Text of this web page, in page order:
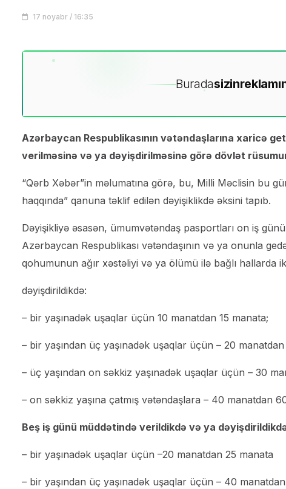
17 noyabr / 16:35
Buradasizin
Azərbaycan Respublikasının vətəndaşlarına xaricə
verilməsinə və ya dəyişdirilməsinə görə dövlət
“Qərb Xəbər”in məlumatına görə, bu, Milli Məclisin bu
haqqında” qanuna təklif edilən dəyişiklikdə əksini tapıb.
Dəyişikliyə əsasən, ümumvətəndaş pasportları on iş
Azərbaycan Respublikası vətəndaşının və ya onunla
qohumunun ağır xəstəliyi və ya ölümü ilə bağlı hallarda
dəyişdirildikdə:
– bir yaşınadək uşaqlar üçün 10 manatdan 15 manata;
– bir yaşından üç yaşınadək uşaqlar üçün – 20
– üç yaşından on səkkiz yaşınadək uşaqlar üçün – 30
– on səkkiz yaşına çatmış vətəndaşlara – 40 manatdan
Beş iş günü müddətində verildikdə və ya
– bir yaşınadək uşaqlar üçün –20 manatdan 25 manata
– bir yaşından üç yaşınadək uşaqlar üçün – 40